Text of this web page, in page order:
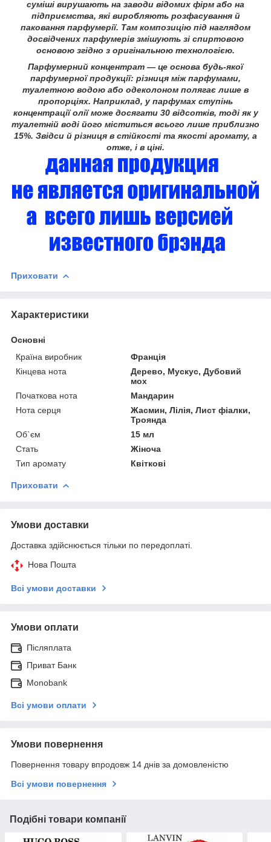
суміші вирушають на заводи відомих фірм або на
підприємства, які виробляють розфасування й
паковання парфумерії. Там композицію під наглядом
досвідчених парфумерів змішують зі спиртовою
основою згідно з оригінальною технологією.
Парфумерний концентрат — це основа будь-якої
парфумерної продукції: різниця між парфумами,
туалетною водою або одеколоном полягає лише в
пропорціях. Наприклад, у парфумах ступінь
концентрації олії може досягати 30 відсотків, тоді як у
туалетній воді його міститься всього лише приблизно
15%. Звідси й різниця в стійкості та якості аромату, а
отже, і в ціні.
Приховати
Характеристики
Основні
Країна виробник
Франція
Кінцева нота
Дерево, Мускус, Дубовий
мох
Початкова нота
Мандарин
Нота серця
Жасмин, Лілія, Лист фіалки,
Троянда
Об`єм
15 мл
Стать
Жіноча
Тип аромату
Квіткові
Приховати
Умови доставки
Доставка здійснюється тільки по передоплаті.
Нова Пошта
Всі умови доставки
Умови оплати
Післяплата
Приват Банк
Monobank
Всі умови оплати
Умови повернення
Повернення товару впродовж 14 днів за домовленістю
Всі умови повернення
Подібні товари компанії